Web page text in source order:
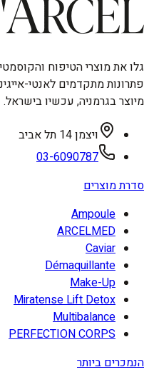
פתרונות מתקדמים לאנטי-
מיוצר בגרמניה, עכשיו בישראל.
ויצמן 14 תל אביב
03-6090787
סדרת מוצרים
Ampoule
ARCELMED
Caviar
Démaquillante
Make-Up
Miratense Lift Detox
Multibalance
PERFECTION CORPS
הנמכרים ביותר